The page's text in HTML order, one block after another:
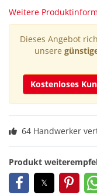
Weitere
Dieses Angebot
unsere
Kostenloses
64 Handwerker
Produkt